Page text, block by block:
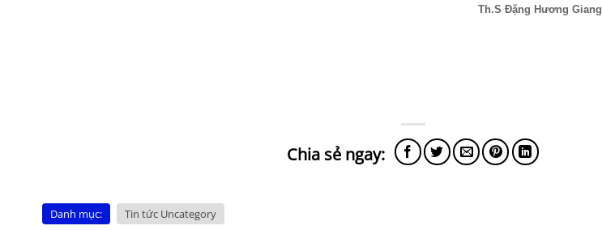
Th.S Đặng Hương Giang
Danh mục: Tin tức Uncategory